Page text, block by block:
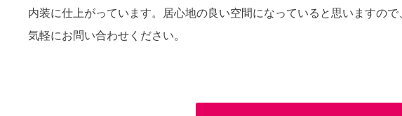
内装に仕上がっています。居心地の良い空間になっていると思いますの
気軽にお問い合わせください。